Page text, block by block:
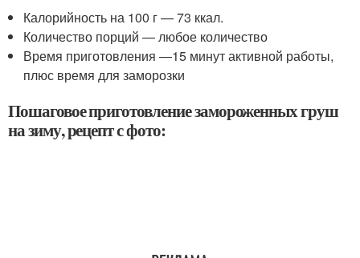
Калорийность на 100 г — 73 ккал.
Количество порций — любое количество
Время приготовления —15 минут активной работы,
плюс время для заморозки
Пошаговое приготовление замороженных груш
на зиму, рецепт с фото: